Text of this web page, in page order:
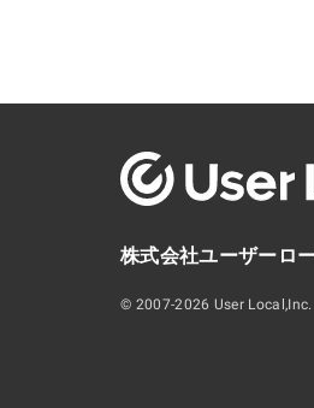
株式会社ユーザーロ
© 2007-2026 User Local,Inc.